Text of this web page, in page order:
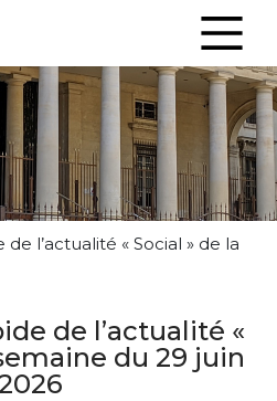
l’actualité « Social » de la
de l’actualité «
du 29 juin